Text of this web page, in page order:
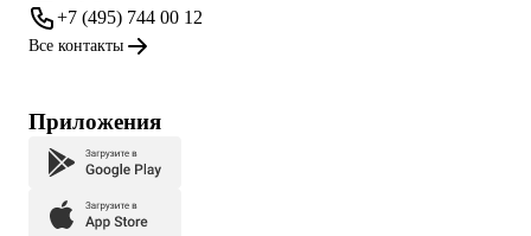
+7 (495) 744 00 12
Все контакты
Приложения